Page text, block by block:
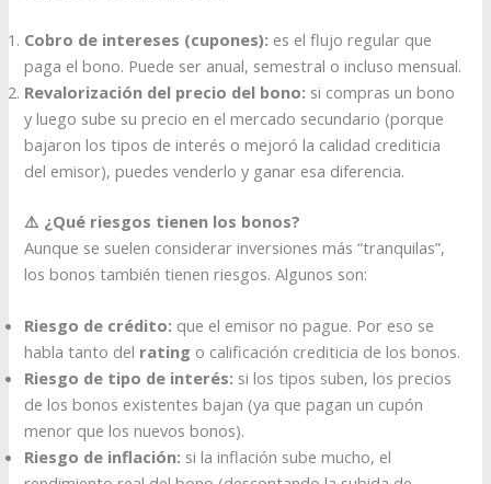
Cobro de intereses (cupones): es el flujo regular que
paga el bono. Puede ser anual, semestral o incluso mensual.
Revalorización del precio del bono: si compras un bono
y luego sube su precio en el mercado secundario (porque
bajaron los tipos de interés o mejoró la calidad crediticia
del emisor), puedes venderlo y ganar esa diferencia.
⚠️ ¿Qué riesgos tienen los bonos?
Aunque se suelen considerar inversiones más “tranquilas”,
los bonos también tienen riesgos. Algunos son:
Riesgo de crédito: que el emisor no pague. Por eso se
habla tanto del rating o calificación crediticia de los bonos.
Riesgo de tipo de interés: si los tipos suben, los precios
de los bonos existentes bajan (ya que pagan un cupón
menor que los nuevos bonos).
Riesgo de inflación: si la inflación sube mucho, el